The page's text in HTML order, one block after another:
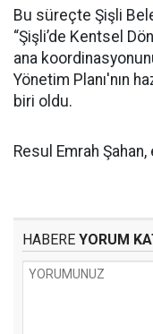
Bu süreçte Şişli
“Şişli’de Kentsel
ana
Yönetim Planı'nın
biri oldu.
Resul Emrah Şahan,
HABERE YORUM